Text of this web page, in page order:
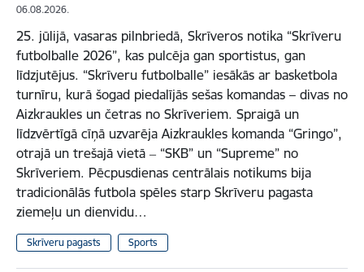
06.08.2026.
25. jūlijā, vasaras pilnbriedā, Skrīveros notika “Skrīveru
futbolballe 2026”, kas pulcēja gan sportistus, gan
līdzjutējus. “Skrīveru futbolballe” iesākās ar basketbola
turnīru, kurā šogad piedalījās sešas komandas – divas no
Aizkraukles un četras no Skrīveriem. Spraigā un
līdzvērtīgā cīņā uzvarēja Aizkraukles komanda “Gringo”,
otrajā un trešajā vietā ‒ “SKB” un “Supreme” no
Skrīveriem. Pēcpusdienas centrālais notikums bija
tradicionālās futbola spēles starp Skrīveru pagasta
ziemeļu un dienvidu…
Skrīveru pagasts Sports